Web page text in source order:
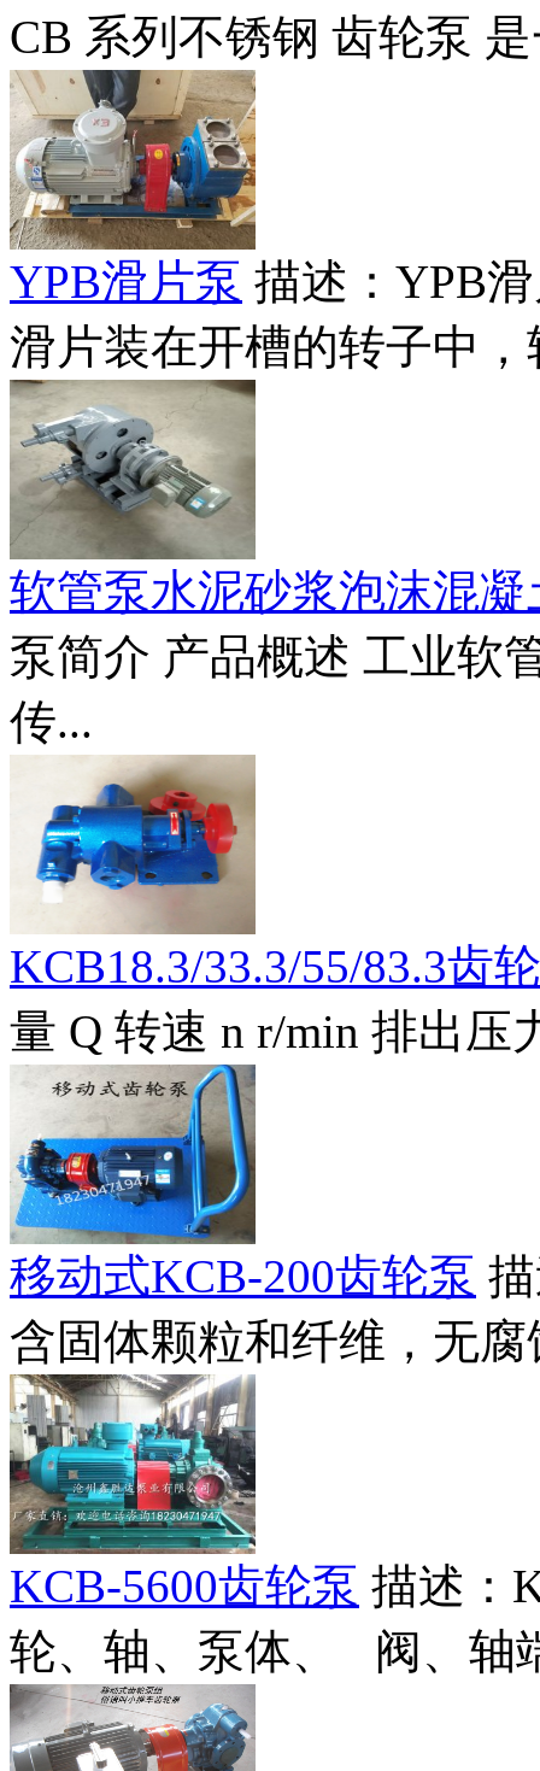
CB 系列不锈钢 齿轮泵
YPB滑片泵 描述：YPB
滑片装在开槽的转子中，
软管泵水泥砂浆泡沫混
泵简介 产品概述 工业软
传...
KCB18.3/33.3/55/83.3齿
量 Q 转速 n r/min 排出压
移动式KCB-200齿轮泵
含固体颗粒和纤维，无
KCB-5600齿轮泵 描述：
轮、轴、泵体、 阀、轴